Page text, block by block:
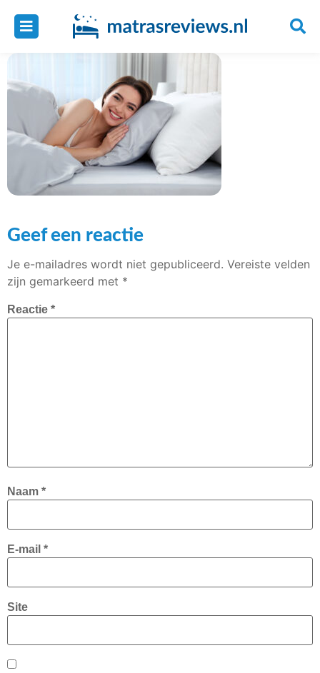
Geef een reactie
Je e-mailadres wordt niet gepubliceerd. Vereiste velden
zijn gemarkeerd met *
Reactie *
Naam *
E-mail *
Site